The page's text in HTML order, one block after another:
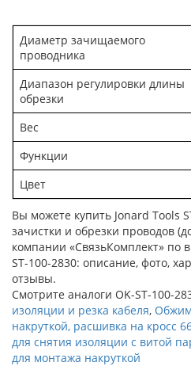
Диаметр зачищаемого
проводника
Диапазон регулировки длины
обрезки
Вес
Функции
Цвет
Вы можете купить Jonard Tools
зачистки и обрезки проводов
компании «СвязьКомплект» по
ST-100-2830: описание, фото,
отзывы.
Смотрите аналоги OK-ST-100-
изоляции и резка кабеля,
накруткой, расшивка на кросс
для снятия изоляции с витой
для монтажа накруткой